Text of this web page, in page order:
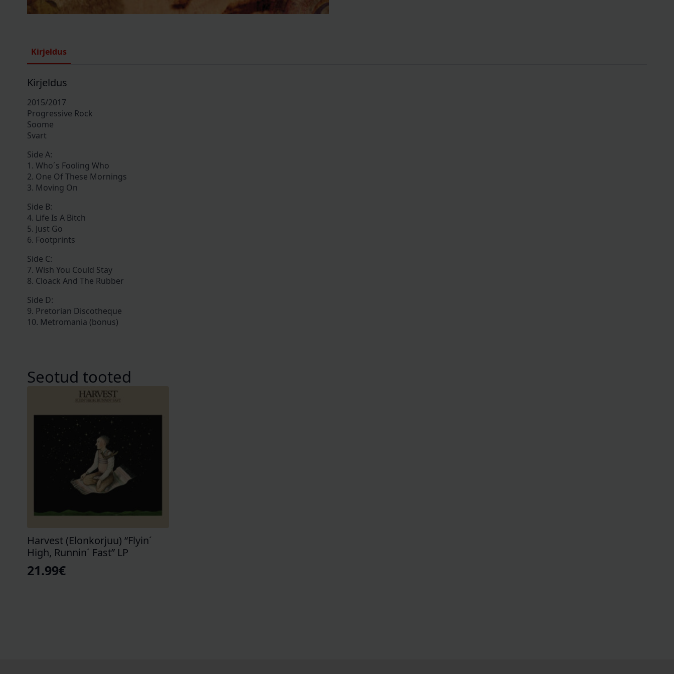
Kirjeldus
Kirjeldus
2015/2017
Progressive Rock
Soome
Svart
Side A:
1. Who´s Fooling Who
2. One Of These Mornings
3. Moving On
Side B:
4. Life Is A Bitch
5. Just Go
6. Footprints
Side C:
7. Wish You Could Stay
8. Cloack And The Rubber
Side D:
9. Pretorian Discotheque
10. Metromania (bonus)
Seotud tooted
Harvest (Elonkorjuu) “Flyin´
High, Runnin´ Fast” LP
21.99€